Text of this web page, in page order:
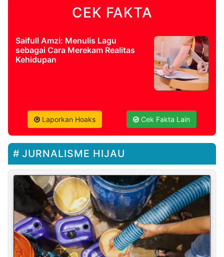
CEK FAKTA
Saifull Amzi: Menulis Lagu
sebagai Cara Merekam Realitas
Kehidupan
Laporkan Hoaks Cek Fakta Lain
JURNALISME HIJAU